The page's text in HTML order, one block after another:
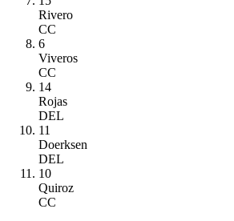
Rivero
CC
6
Viveros
CC
14
Rojas
DEL
11
Doerksen
DEL
10
Quiroz
CC